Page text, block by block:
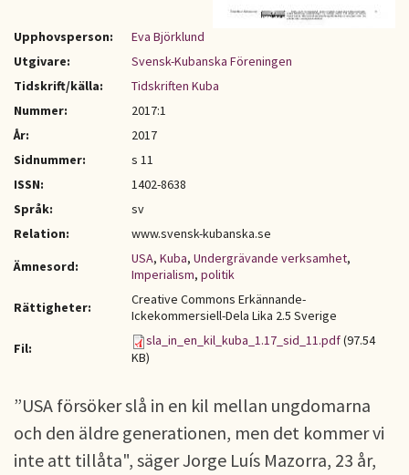
Upphovsperson:
Eva Björklund
Utgivare:
Svensk-Kubanska Föreningen
Tidskrift/källa:
Tidskriften Kuba
Nummer:
2017:1
År:
2017
Sidnummer:
s 11
ISSN:
1402-8638
Språk:
sv
Relation:
www.svensk-kubanska.se
Ämnesord:
USA, Kuba, Undergrävande verksamhet,
Imperialism, politik
Rättigheter:
Creative Commons Erkännande-
Ickekommersiell-Dela Lika 2.5 Sverige
Fil:
sla_in_en_kil_kuba_1.17_sid_11.pdf(97.54
KB)
”USA försöker slå in en kil mellan ungdomarna
och den äldre generationen, men det kommer vi
inte att tillåta", säger Jorge Luís Mazorra, 23 år,